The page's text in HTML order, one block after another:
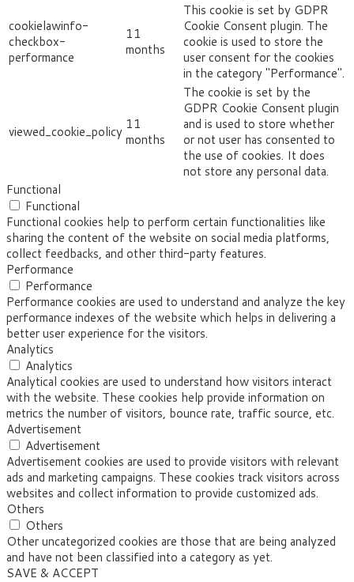
cookielawinfo-
checkbox-
performance
11
months
This cookie is set by GDPR
Cookie Consent plugin. The
cookie is used to store the
user consent for the cookies
in the category "Performance".
viewed_cookie_policy 11
months
The cookie is set by the
GDPR Cookie Consent plugin
and is used to store whether
or not user has consented to
the use of cookies. It does
not store any personal data.
Functional
Functional
Functional cookies help to perform certain functionalities like
sharing the content of the website on social media platforms,
collect feedbacks, and other third-party features.
Performance
Performance
Performance cookies are used to understand and analyze the key
performance indexes of the website which helps in delivering a
better user experience for the visitors.
Analytics
Analytics
Analytical cookies are used to understand how visitors interact
with the website. These cookies help provide information on
metrics the number of visitors, bounce rate, traffic source, etc.
Advertisement
Advertisement
Advertisement cookies are used to provide visitors with relevant
ads and marketing campaigns. These cookies track visitors across
websites and collect information to provide customized ads.
Others
Others
Other uncategorized cookies are those that are being analyzed
and have not been classified into a category as yet.
SAVE & ACCEPT